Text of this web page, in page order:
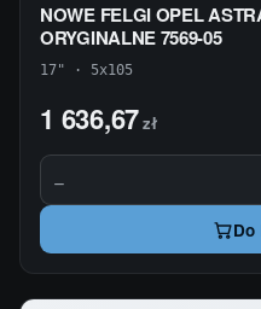
NOWE FELGI OPEL
ORYGINALNE 7569-05
17" · 5x105
1 636,67zł
−